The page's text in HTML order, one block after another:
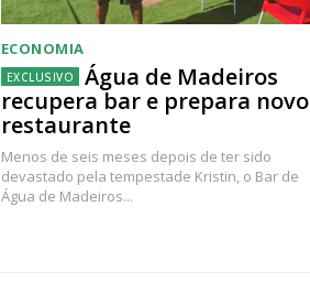
ECONOMIA
Água de Madeiros
recupera bar e prepara novo
restaurante
Menos de seis meses depois de ter sido
devastado pela tempestade Kristin, o Bar de
Água de Madeiros...